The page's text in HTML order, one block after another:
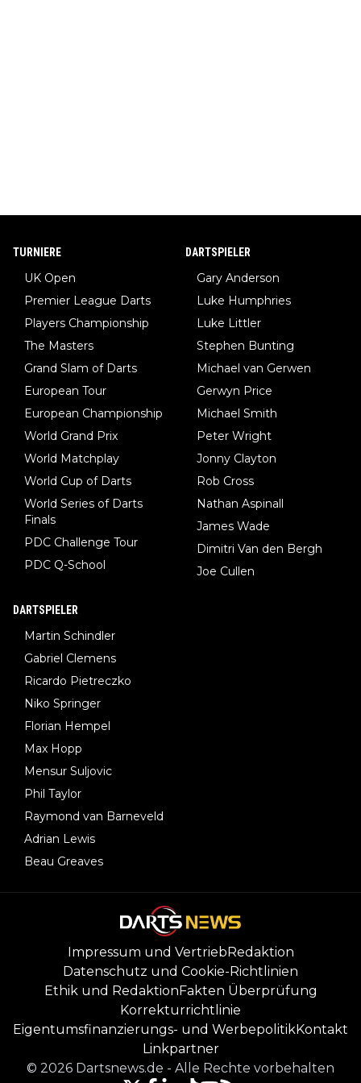
TURNIERE
UK Open
Premier League Darts
Players Championship
The Masters
Grand Slam of Darts
European Tour
European Championship
World Grand Prix
World Matchplay
World Cup of Darts
World Series of Darts
Finals
PDC Challenge Tour
PDC Q-School
DARTSPIELER
Gary Anderson
Luke Humphries
Luke Littler
Stephen Bunting
Michael van Gerwen
Gerwyn Price
Michael Smith
Peter Wright
Jonny Clayton
Rob Cross
Nathan Aspinall
James Wade
Dimitri Van den Bergh
Joe Cullen
DARTSPIELER
Martin Schindler
Gabriel Clemens
Ricardo Pietreczko
Niko Springer
Florian Hempel
Max Hopp
Mensur Suljovic
Phil Taylor
Raymond van Barneveld
Adrian Lewis
Beau Greaves
Impressum und VertriebRedaktion
Datenschutz und Cookie-Richtlinien
Ethik und RedaktionFakten Überprüfung
Korrekturrichtlinie
Eigentumsfinanzierungs- und WerbepolitikKontakt
Linkpartner
© 2026 Dartsnews.de - Alle Rechte vorbehalten